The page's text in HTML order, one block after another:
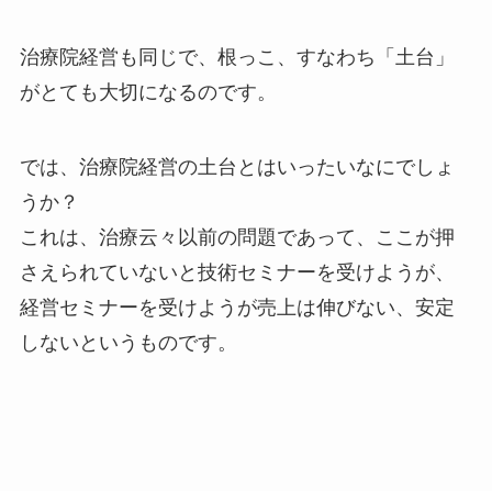
治療院経営も同じで、根っこ、すなわち「土台」
がとても大切になるのです。
では、治療院経営の土台とはいったいなにでしょ
うか？
これは、治療云々以前の問題であって、ここが押
さえられていないと技術セミナーを受けようが、
経営セミナーを受けようが売上は伸びない、安定
しないというものです。